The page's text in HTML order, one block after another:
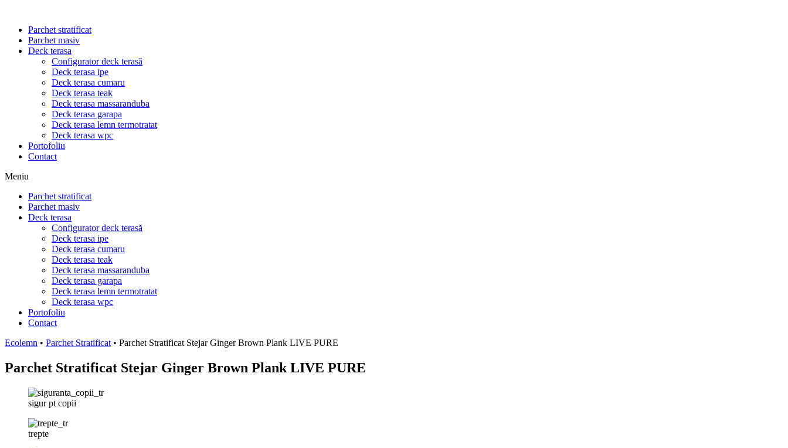
Parchet stratificat
Parchet masiv
Deck terasa
Configurator deck terasă
Deck terasa ipe
Deck terasa cumaru
Deck terasa teak
Deck terasa massaranduba
Deck terasa garapa
Deck terasa lemn termotratat
Deck terasa wpc
Portofoliu
Contact
Meniu
Parchet stratificat
Parchet masiv
Deck terasa
Configurator deck terasă
Deck terasa ipe
Deck terasa cumaru
Deck terasa teak
Deck terasa massaranduba
Deck terasa garapa
Deck terasa lemn termotratat
Deck terasa wpc
Portofoliu
Contact
Ecolemn • Parchet Stratificat • Parchet Stratificat Stejar Ginger Brown Plank LIVE PURE
Parchet Stratificat Stejar Ginger Brown Plank LIVE PURE
sigur pt copii
trepte